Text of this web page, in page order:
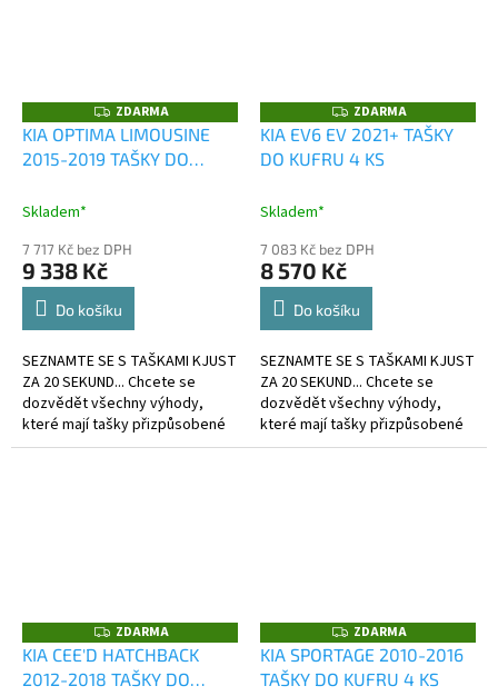
Z
D
A
R
ZDARMA
KIA OPTIMA LIMOUSINE
2015-2019 TAŠKY DO
Skladem*
7 717 Kč bez DPH
9 338 Kč
Do košíku
SEZNAMTE SE S TAŠKAMI KJUST
ZA 20 SEKUND... Chcete se
dozvědět všechny výhody,
které mají tašky přizpůsobené
kufru?
Z
D
A
R
ZDARMA
KIA EV6 EV 2021+ TAŠKY
DO KUFRU 4 KS
Skladem*
7 083 Kč bez DPH
8 570 Kč
Do košíku
SEZNAMTE SE S TAŠKAMI KJUST
ZA 20 SEKUND... Chcete se
dozvědět všechny výhody,
které mají tašky přizpůsobené
kufru?
Z
D
A
R
ZDARMA
KIA CEE'D HATCHBACK
2012-2018 TAŠKY DO
Z
D
A
R
ZDARMA
KIA SPORTAGE 2010-2016
TAŠKY DO KUFRU 4 KS